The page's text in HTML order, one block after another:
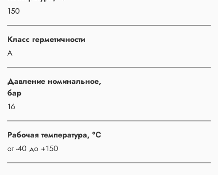
150
Класс герметичности
A
Давление номинальное,
бар
16
Рабочая температура, ℃
от -40 до +150